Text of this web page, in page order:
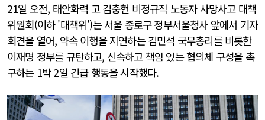
21일 오전, 태안화력 고 김충현 비정규직 노동자 사망사고 대책
위원회(이하 '대책위')는 서울 종로구 정부서울청사 앞에서 기자
회견을 열어, 약속 이행을 지연하는 김민석 국무총리를 비롯한
이재명 정부를 규탄하고, 신속하고 책임 있는 협의체 구성을 촉
구하는 1박 2일 긴급 행동을 시작했다.